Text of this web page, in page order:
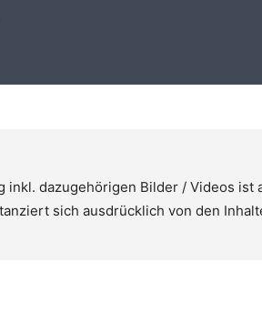
inkl. dazugehörigen Bilder / Videos
sich ausdrücklich von den